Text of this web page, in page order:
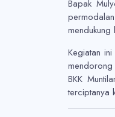
Bapak
Kegiatan
BKK
terciptanya